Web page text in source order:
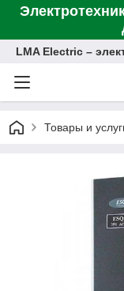
LMA Electric –
Товары и